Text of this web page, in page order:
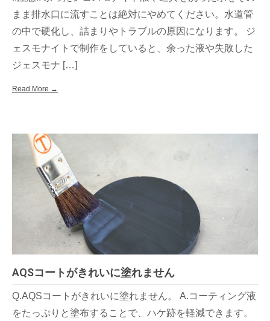
まま排水口に流すことは絶対にやめてください。水道管
の中で硬化し、詰まりやトラブルの原因になります。 ジ
ェスモナイトで制作をしていると、余った液や失敗した
ジェスモナ […]
Read More →
AQSコートがきれいに塗れません
Q.AQSコートがきれいに塗れません。 A.コーティング液
をたっぷりと塗布することで、ハケ跡を軽減できます。